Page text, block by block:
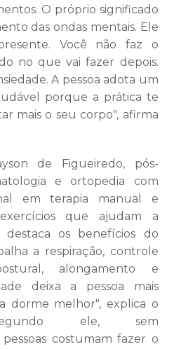
O próprio significado
das ondas mentais. Ele
Você não faz o
no que vai fazer depois.
A pessoa adota um
porque a prática te
mais o seu corpo", afirma
de Figueiredo, pós-
e ortopedia com
em terapia manual e
que ajudam a
os benefícios do
a respiração, controle
alongamento e
deixa a pessoa mais
dorme melhor", explica o
ele, sem
costumam fazer o